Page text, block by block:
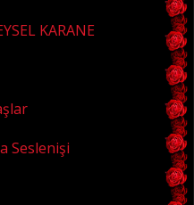
KARANE
Seslenişi